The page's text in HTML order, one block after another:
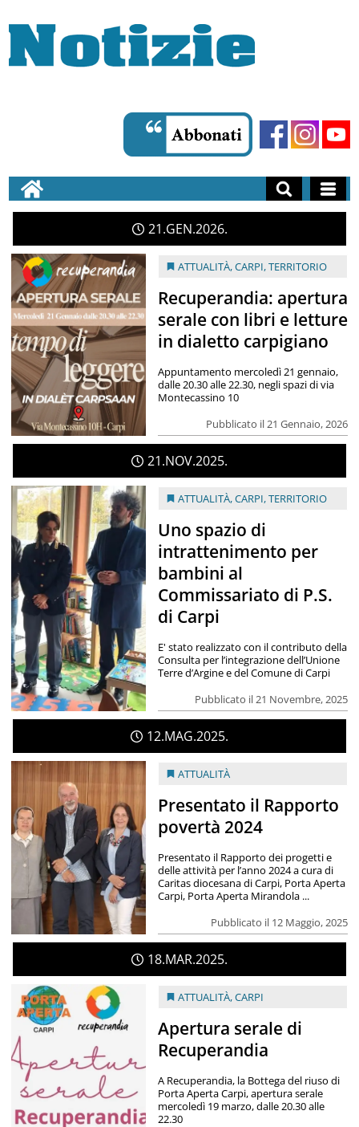
21 GEN 2026
ATTUALITÀ,CARPI,TERRITORIO
Recuperandia: apertura
serale con libri e letture
in dialetto carpigiano
Pubblicato il 21 Gennaio, 2026
Appuntamento mercoledì 21 gennaio,
dalle 20.30 alle 22.30, negli spazi di via
Montecassino 10
21 NOV2025
ATTUALITÀ,CARPI,TERRITORIO
Uno spazio di
intrattenimento per
bambini al
Commissariato di P.S.
di Carpi
Pubblicato il 21 Novembre, 2025
E' stato realizzato con il contributo della
Consulta per l’integrazione dell’Unione
Terre d’Argine e del Comune di Carpi
12 MAG 2025
ATTUALITÀ
Presentato il Rapporto
povertà 2024
Pubblicato il 12 Maggio, 2025
Presentato il Rapporto dei progetti e
delle attività per l’anno 2024 a cura di
Caritas diocesana di Carpi, Porta Aperta
Carpi, Porta Aperta Mirandola ...
18 MAR2025
ATTUALITÀ,CARPI
Apertura serale di
Recuperandia
A Recuperandia, la Bottega del riuso di
Porta Aperta Carpi, apertura serale
mercoledì 19 marzo, dalle 20.30 alle
22.30